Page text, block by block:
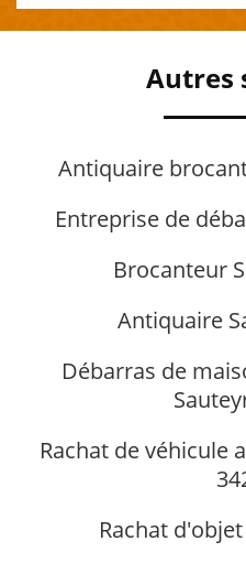
Autres
Antiquaire
Entreprise de
Brocanteur
Antiquaire
Débarras de
Rachat de véhicule
Rachat